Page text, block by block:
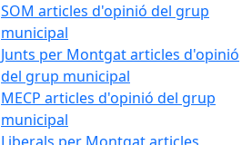
SOM articles d'opinió del grup
municipal
Junts per Montgat articles d'opinió
del grup municipal
MECP articles d'opinió del grup
municipal